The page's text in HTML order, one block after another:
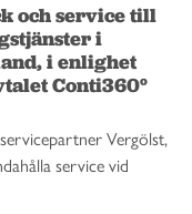
och service till
i
i enlighet
Conti360°
Vergölst,
service vid